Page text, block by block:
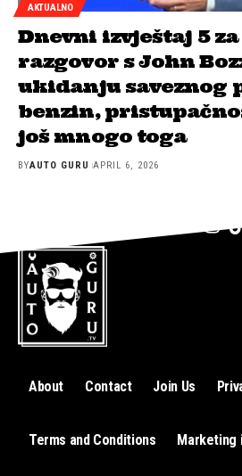
AKTUALNO
Dnevni izvještaj 5
razgovor s John
ukidanju saveznog
benzin,
još mnogo toga
BYAUTO GURU APRIL 6, 2026
About Contact Join Us
Terms and Conditions Marketing